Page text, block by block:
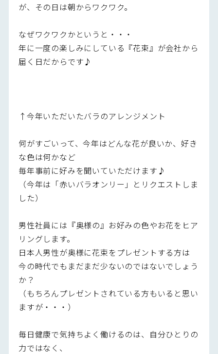
が、その日は朝からワクワク。
なぜワクワクかというと・・・
年に一度の楽しみにしている『花束』が会社から
届く日だからです♪
↑今年いただいたバラのアレンジメント
何がすごいって、今年はどんな花が良いか、好き
な色は何かなど
毎年事前に好みを聞いていただけます♪
（今年は「赤いバラオンリー」とリクエストしま
した）
男性社員には『奥様の』お好みの色やお花をヒア
リングします。
日本人男性が奥様に花束をプレゼントする方は
今の時代でもまだまだ少ないのではないでしょう
か？
（もちろんプレゼントされている方もいると思い
ますが・・・）
毎日健康で気持ちよく働けるのは、自分ひとりの
力ではなく、